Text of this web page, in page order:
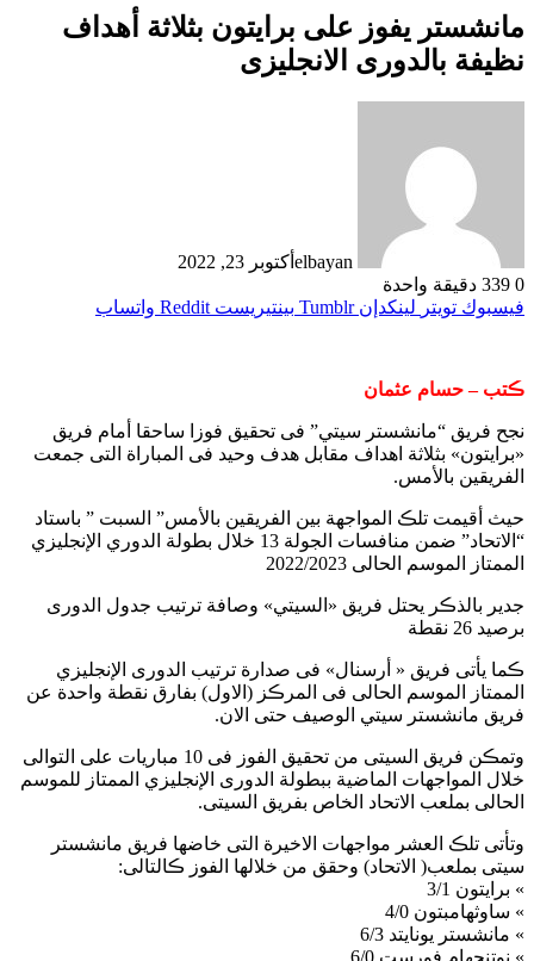
مانشستر يفوز على برايتون بثلاثة أهداف
نظيفة بالدورى الانجليزى
elbayan أكتوبر 23, 2022
0
دقيقة واحدة
فيسبوك تويتر لينكدإن بينتيريست واتساب
ڪتب – حسام عثمان
نجح فريق “مانشستر سيتي” فى تحقيق فوزا ساحقا أمام فريق
«برايتون» بثلاثة اهداف مقابل هدف وحيد فى المباراة التى جمعت
الفريقين بالأمس.
حيث أقيمت تلڪ المواجهة بين الفريقين بالأمس” السبت ” باستاد
“الاتحاد” ضمن منافسات الجولة 13 خلال بطولة الدوري الإنجليزي
الممتاز الموسم الحالى 2022/2023
جدير بالذڪر يحتل فريق «السيتي» وصافة ترتيب جدول الدورى
برصيد 26 نقطة
ڪما يأتى فريق « أرسنال» فى صدارة ترتيب الدورى الإنجليزي
الممتاز الموسم الحالى فى المرڪز (الاول) بفارق نقطة واحدة عن
فريق مانشستر سيتي الوصيف حتى الان.
وتمڪن فريق السيتى من تحقيق الفوز فى 10 مباريات على التوالى
خلال المواجهات الماضية ببطولة الدورى الإنجليزي الممتاز للموسم
الحالى بملعب الاتحاد الخاص بفريق السيتى.
وتأتى تلڪ العشر مواجهات الاخيرة التى خاضها فريق مانشستر
سيتى بملعب( الاتحاد) وحقق من خلالها الفوز ڪالتالى:
» برايتون 3/1
» ساوثهامبتون 4/0
» مانشستر يونايتد 6/3
» نوتنجهام فورست 6/0